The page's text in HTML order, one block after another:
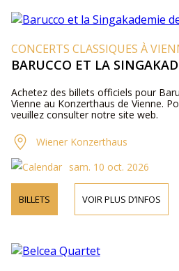
CONCERTS CLASSIQUES À
BARUCCO ET LA
Achetez des billets officiels pour
Vienne au Konzerthaus de Vienne.
veuillez consulter notre site web.
Wiener Konzerthaus
sam. 10 oct. 2026
BILLETS VOIR PLUS D’INFOS